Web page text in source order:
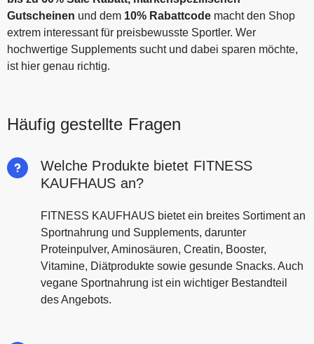
Gutscheinen und dem 10% Rabattcode macht den Shop
extrem interessant für preisbewusste Sportler. Wer
hochwertige Supplements sucht und dabei sparen möchte,
ist hier genau richtig.
Häufig gestellte Fragen
Welche Produkte bietet FITNESS
KAUFHAUS an?
FITNESS KAUFHAUS bietet ein breites Sortiment an
Sportnahrung und Supplements, darunter
Proteinpulver, Aminosäuren, Creatin, Booster,
Vitamine, Diätprodukte sowie gesunde Snacks. Auch
vegane Sportnahrung ist ein wichtiger Bestandteil
des Angebots.